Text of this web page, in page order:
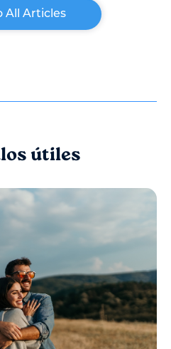
All Articles
útiles